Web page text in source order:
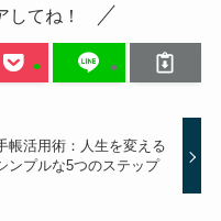
してね！
帳活用術：人生を変える
ンプルな5つのステップ